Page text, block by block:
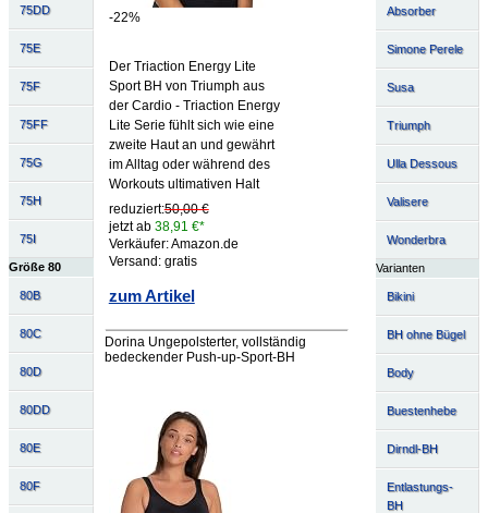
75DD
75E
75F
75FF
75G
75H
75I
Größe 80
80B
80C
80D
80DD
80E
80F
Absorber
Simone Perele
Susa
Triumph
Ulla Dessous
Valisere
Wonderbra
Varianten
Bikini
BH ohne Bügel
Body
Buestenhebe
Dirndl-BH
Entlastungs-
BH
-22%
Der Triaction Energy Lite
Sport BH von Triumph aus
der Cardio - Triaction Energy
Lite Serie fühlt sich wie eine
zweite Haut an und gewährt
im Alltag oder während des
Workouts ultimativen Halt
reduziert:50,00 €
jetzt ab 38,91 €*
Verkäufer: Amazon.de
Versand: gratis
zum Artikel
Dorina Ungepolsterter, vollständig
bedeckender Push-up-Sport-BH